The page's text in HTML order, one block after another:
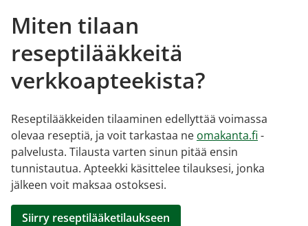
Miten tilaan
reseptilääkkeitä
verkkoapteekista?
Reseptilääkkeiden tilaaminen edellyttää voimassa
olevaa reseptiä, ja voit tarkastaa ne omakanta.fi -
palvelusta. Tilausta varten sinun pitää ensin
tunnistautua. Apteekki käsittelee tilauksesi, jonka
jälkeen voit maksaa ostoksesi.
Siirry reseptilääketilaukseen